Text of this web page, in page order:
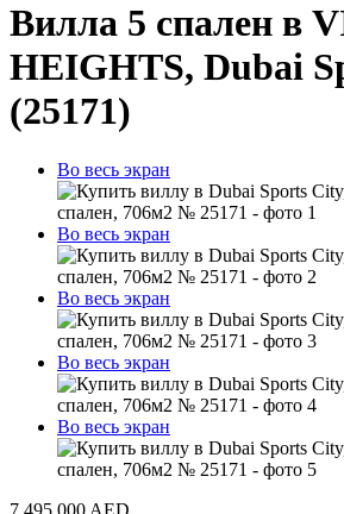
Вилла 5 спален в
HEIGHTS, Dubai
(25171)
Во весь экран
Во весь экран
Во весь экран
Во весь экран
Во весь экран
7 495 000 AED